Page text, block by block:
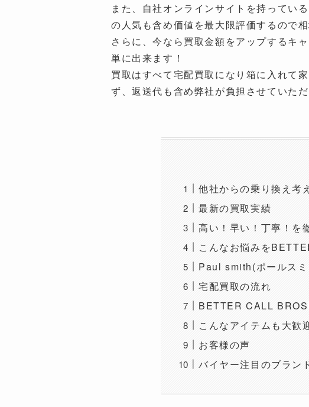
また、自社オンラインサイトを持ってい
の人気も含め価値を最大限評価するので
さらに、今なら買取金額をアップするキ
単に出来ます！
買取はすべて宅配買取になり箱に入れて
ず、返送代も含め弊社が負担させていた
他社からの乗り換え考
最新の買取実績
高い！早い！丁寧！を
こんなお悩みを
Paul smith(ポールス
宅配買取の流れ
BETTER CALL
こんなアイテムも大歓
お客様の声
バイヤー注目のブラン